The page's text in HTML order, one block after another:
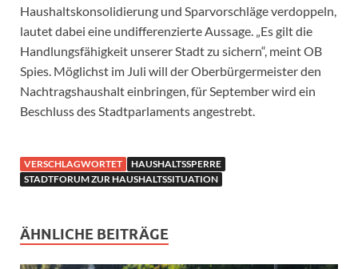
Haushaltskonsolidierung und Sparvorschläge verdoppeln,
lautet dabei eine undifferenzierte Aussage. „Es gilt die
Handlungsfähigkeit unserer Stadt zu sichern“, meint OB
Spies. Möglichst im Juli will der Oberbürgermeister den
Nachtragshaushalt einbringen, für September wird ein
Beschluss des Stadtparlaments angestrebt.
VERSCHLAGWORTET
HAUSHALTSSPERRE
STADTFORUM ZUR HAUSHALTSSITUATION
ÄHNLICHE BEITRÄGE